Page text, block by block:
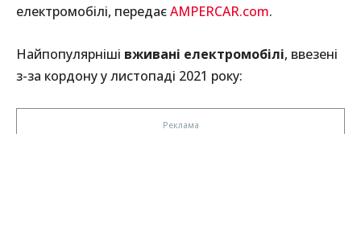
електромобілі, передаєAMPERCAR.com.
Найпопулярніші вживані електромобілі, ввезені
з-за кордону у листопаді 2021 року: